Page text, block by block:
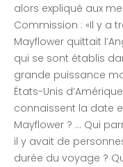
alors expliqué aux
Commission : «Il y a
Mayflower quittait
qui se sont établis
grande puissance
États-Unis
connaissent la date
Mayflower ? … Qui
il y avait de
durée du voyage ?